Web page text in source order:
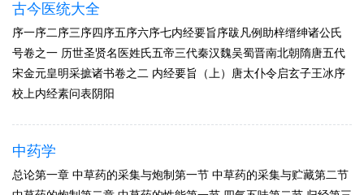
古今医统大全
序一序二序三序四序五序六序七内经要旨序跋凡例助梓缙绅诸公氏
号卷之一 历世圣贤名医姓氏五帝三代秦汉魏吴蜀晋南北朝隋唐五代
宋金元皇明采摭诸书卷之二 内经要旨（上）唐太仆令启玄子王冰序
校上内经素问表阴阳
中药学
总论第一章 中草药的采集与炮制第一节 中草药的采集与贮藏第二节